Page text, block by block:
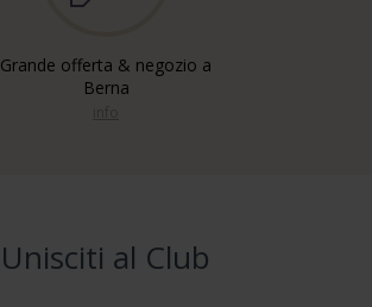
Grande offerta & negozio a
Berna
Unisciti al Club